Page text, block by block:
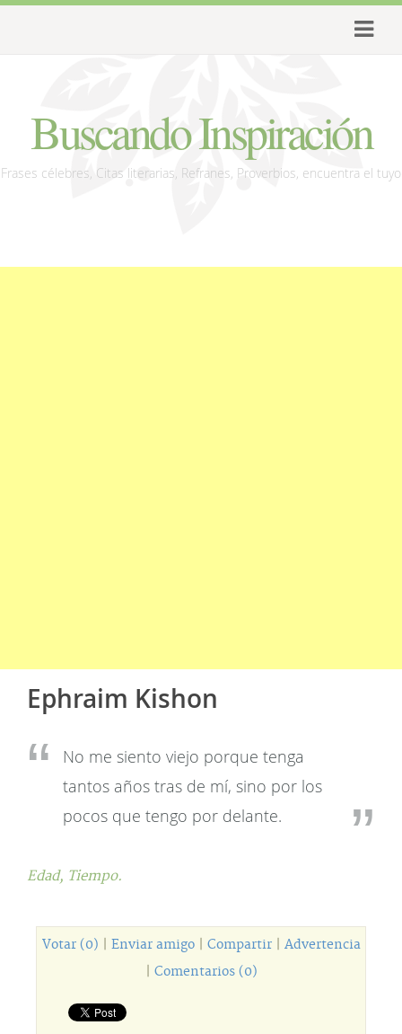
Buscando Inspiración
Frases célebres, Citas literarias, Refranes, Proverbios, encuentra el tuyo
Ephraim Kishon
No me siento viejo porque tenga
tantos años tras de mí, sino por los
pocos que tengo por delante.
Edad, Tiempo.
Votar (0) Enviar amigo| Compartir| Advertencia
Comentarios (0)